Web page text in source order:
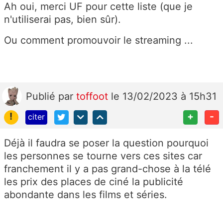
Ah oui, merci UF pour cette liste (que je
n'utiliserai pas, bien sûr).
Ou comment promouvoir le streaming ...
Publié par toffoot le 13/02/2023 à 15h31
!
citer + -
Déjà il faudra se poser la question pourquoi
les personnes se tourne vers ces sites car
franchement il y a pas grand-chose à la télé
les prix des places de ciné la publicité
abondante dans les films et séries.